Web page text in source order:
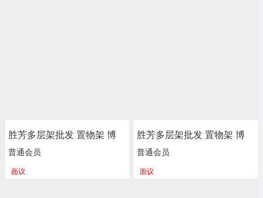
胜芳多层架批发 置物架 博
古架 办公室书架 酒架 储物
架 杂物架 整理架 餐厅饭店
普通会员
面议
胜芳多层架批发 置物架 博
古架 办公室书架 酒架 储物
架 杂物架 整理架 餐厅饭店
普通会员
面议